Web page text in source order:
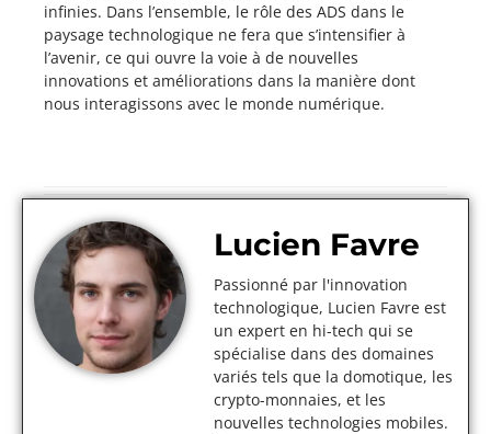
infinies. Dans l’ensemble, le rôle des ADS dans le
paysage technologique ne fera que s’intensifier à
l’avenir, ce qui ouvre la voie à de nouvelles
innovations et améliorations dans la manière dont
nous interagissons avec le monde numérique.
Lucien Favre
Passionné par l'innovation
technologique, Lucien Favre est
un expert en hi-tech qui se
spécialise dans des domaines
variés tels que la domotique, les
crypto-monnaies, et les
nouvelles technologies mobiles.